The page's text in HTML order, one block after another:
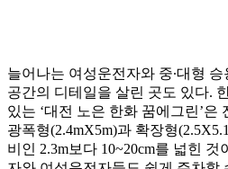
늘어나는 여성운전자와 중∙대형
공간의 디테일을 살린 곳도 있다.
있는 ‘대전 노은 한화 꿈에그린’은
광폭형(2.4mX5m)과 확장형
비인 2.3m보다 10~20cm를 넓힌